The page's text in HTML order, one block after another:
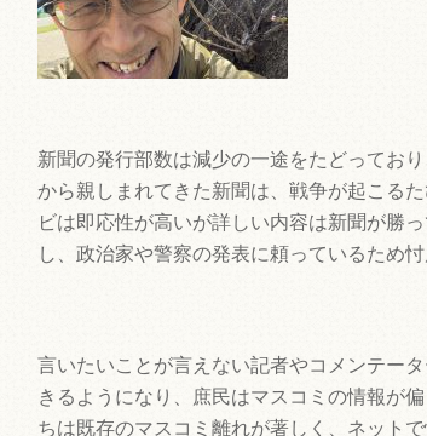
新聞の発行部数は減少の一途をたどってお
から親しまれてきた新聞は、戦争が起こる
ビは即応性が高いが詳しい内容は新聞が勝
し、政治家や警察の発表に頼っているため
言いたいことが言えない記者やコメンテー
きるようになり、庶民はマスコミの情報が
ちは既存のマスコミ離れが著しく、ネット